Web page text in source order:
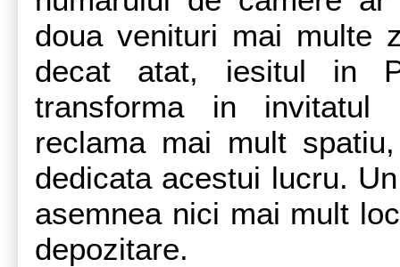
doua venituri mai multe
decat atat, iesitul in
transforma in invitatul
reclama mai mult
dedicata acestui lucru.
asemnea nici mai mult
depozitare.